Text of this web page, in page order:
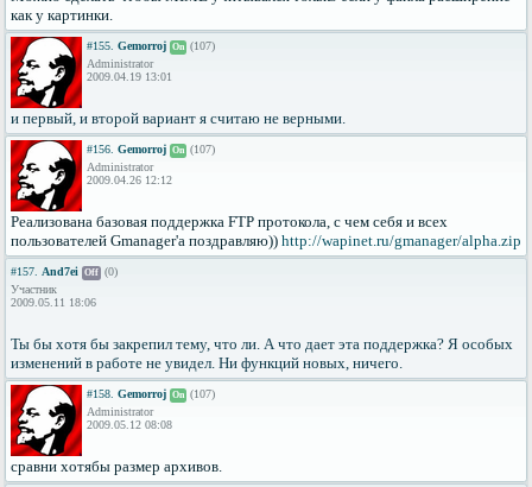
как у картинки.
#155. Gemorroj On (107)
Administrator
2009.04.19 13:01
и первый, и второй вариант я считаю не верными.
#156. Gemorroj On (107)
Administrator
2009.04.26 12:12
Реализована базовая поддержка FTP протокола, с чем себя и всех
пользователей Gmanager'а поздравляю)) http://wapinet.ru/gmanager/alpha.zip
#157. And7ei Off (0)
Участник
2009.05.11 18:06
Ты бы хотя бы закрепил тему, что ли. А что дает эта поддержка? Я особых
изменений в работе не увидел. Ни функций новых, ничего.
#158. Gemorroj On (107)
Administrator
2009.05.12 08:08
сравни хотябы размер архивов.